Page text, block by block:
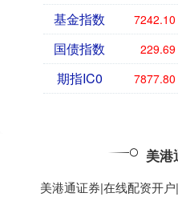
基金指数 7242.10
国债指数 229.69
期指IC0 7877.80
美港
美港通证券|在线配资开